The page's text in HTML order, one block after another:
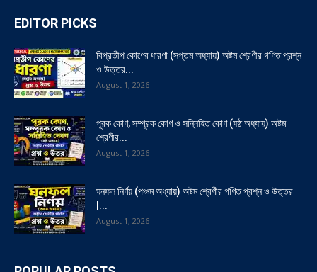
EDITOR PICKS
বিপ্রতীপ কোণের ধারণা (সপ্তম অধ্যায়) অষ্টম শ্রেণীর গণিত প্রশ্ন
ও উত্তর...
August 1, 2026
পূরক কোণ, সম্পূরক কোণ ও সন্নিহিত কোণ (ষষ্ঠ অধ্যায়) অষ্টম
শ্রেণীর...
August 1, 2026
ঘনফল নির্ণয় (পঞ্চম অধ্যায়) অষ্টম শ্রেণীর গণিত প্রশ্ন ও উত্তর
|...
August 1, 2026